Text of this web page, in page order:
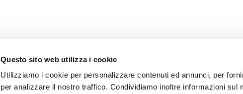
Questo sito web utilizza i cookie
Utilizziamo i cookie per personalizzare contenuti ed annunci, per
per analizzare il nostro traffico. Condividiamo inoltre informazioni sul